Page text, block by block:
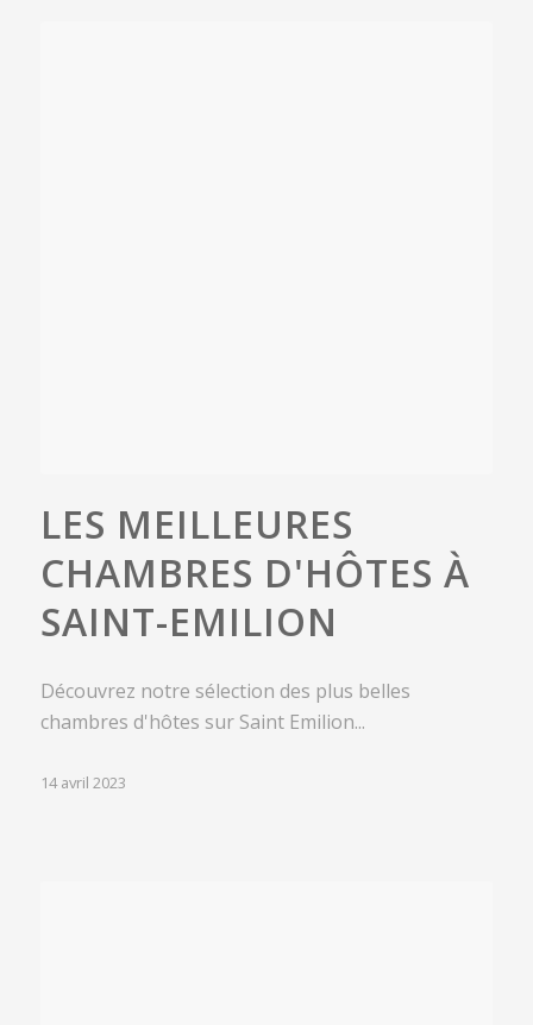
LES MEILLEURES
CHAMBRES D'HÔTES À
SAINT-EMILION
Découvrez notre sélection des plus belles
chambres d'hôtes sur Saint Emilion...
14 avril 2023